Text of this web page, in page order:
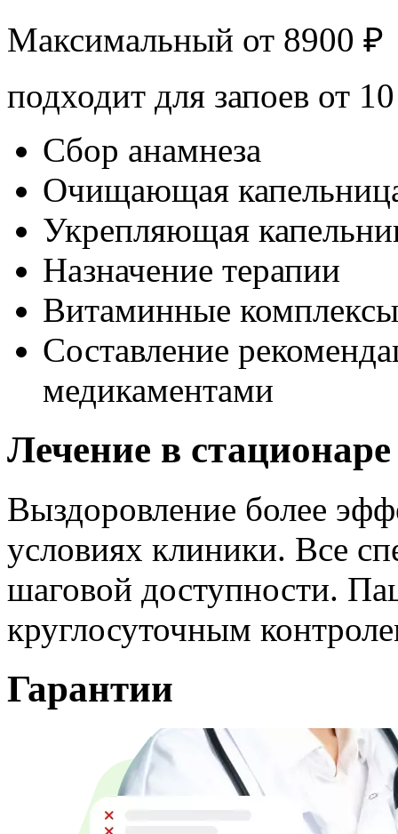
Максимальный от 8900 ₽
подходит для запоев от
Сбор анамнеза
Очищающая
Укрепляющая
Назначение терапии
Витаминные комплексы
Составление
медикаментами
Лечение в стационаре
Выздоровление более
условиях клиники. Все
шаговой доступности.
круглосуточным
Гарантии